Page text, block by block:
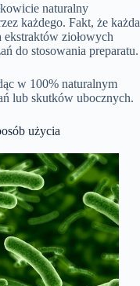
naturalny
każdego. Fakt, że każda
ekstraktów ziołowych
do stosowania preparatu.
w 100% naturalnym
lub skutków ubocznych.
użycia